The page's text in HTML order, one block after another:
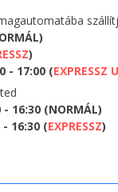
)
- 17:00 (EXPRESSZ
- 16:30 (NORMÁL)
- 16:30 (EXPRESSZ)